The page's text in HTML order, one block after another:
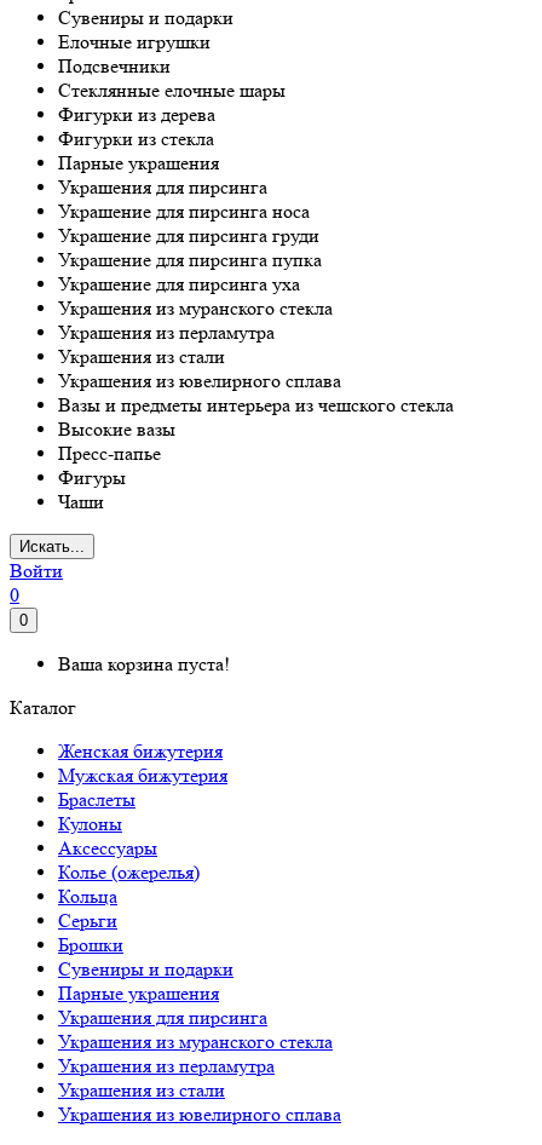
Сувениры и подарки
Елочные игрушки
Подсвечники
Стеклянные елочные шары
Фигурки из дерева
Фигурки из стекла
Парные украшения
Украшения для пирсинга
Украшение для пирсинга носа
Украшение для пирсинга груди
Украшение для пирсинга пупка
Украшение для пирсинга уха
Украшения из муранского стекла
Украшения из перламутра
Украшения из стали
Украшения из ювелирного сплава
Вазы и предметы интерьера из чешского стекла
Высокие вазы
Пресс-папье
Фигуры
Чаши
Искать...
Войти
0
0
Ваша корзина пуста!
Каталог
Женская бижутерия
Мужская бижутерия
Браслеты
Кулоны
Аксессуары
Колье (ожерелья)
Кольца
Серьги
Брошки
Сувениры и подарки
Парные украшения
Украшения для пирсинга
Украшения из муранского стекла
Украшения из перламутра
Украшения из стали
Украшения из ювелирного сплава